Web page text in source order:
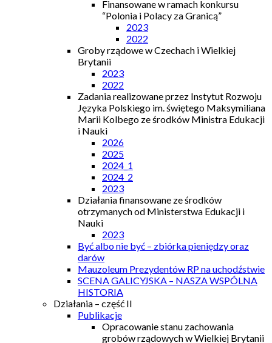
Finansowane w ramach konkursu
“Polonia i Polacy za Granicą”
2023
2022
Groby rządowe w Czechach i Wielkiej
Brytanii
2023
2022
Zadania realizowane przez Instytut Rozwoju
Języka Polskiego im. świętego Maksymiliana
Marii Kolbego ze środków Ministra Edukacji
i Nauki
2026
2025
2024_1
2024_2
2023
Działania finansowane ze środków
otrzymanych od Ministerstwa Edukacji i
Nauki
2023
Być albo nie być – zbiórka pieniędzy oraz
darów
Mauzoleum Prezydentów RP na uchodźstwie
SCENA GALICYJSKA – NASZA WSPÓLNA
HISTORIA
Działania – część II
Publikacje
Opracowanie stanu zachowania
grobów rządowych w Wielkiej Brytanii